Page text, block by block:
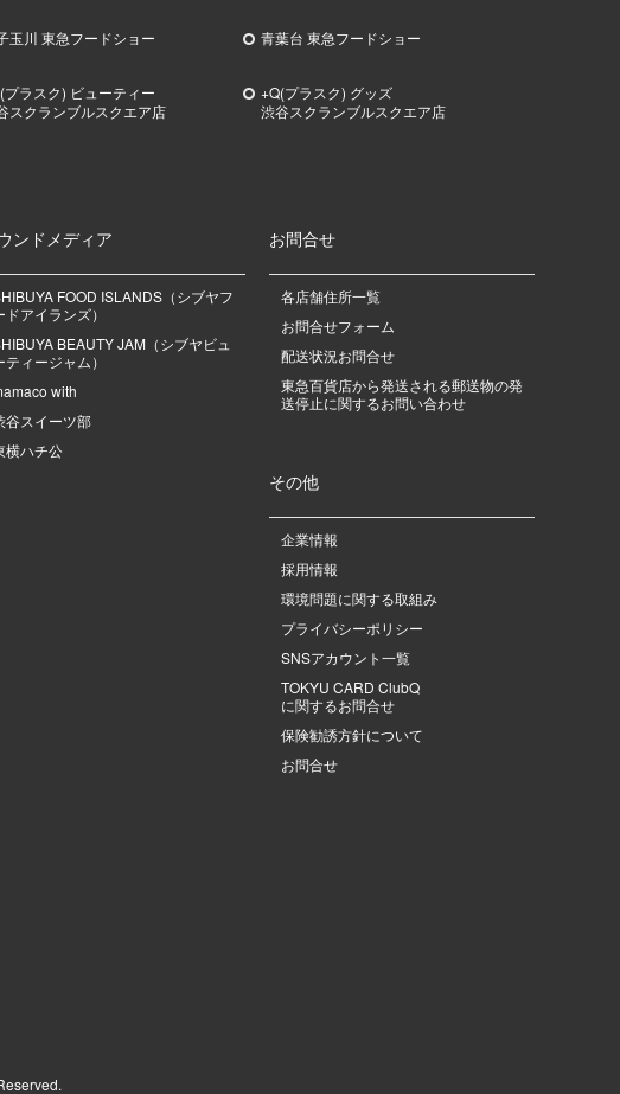
玉川 東急フードショー 青葉台 東急フードショー
プラスク) ビューティー
スクランブルスクエア店
+Q(プラスク) グッズ
渋谷スクランブルスクエア店
ンドメディア
FOOD ISLANDS（シブヤフ
ドアイランズ）
BEAUTY JAM（シブヤビュ
ティージャム）
with
谷スイーツ部
横ハチ公
お問合せ
各店舗住所一覧
お問合せフォーム
配送状況お問合せ
東急百貨店から発送される郵送物の発
送停止に関するお問い合わせ
その他
企業情報
採用情報
環境問題に関する取組み
プライバシーポリシー
SNSアカウント一覧
TOKYU CARD ClubQ
に関するお問合せ
保険勧誘方針について
お問合せ